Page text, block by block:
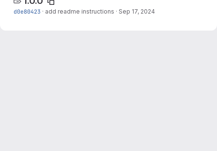
d0e80423 · add readme instructions · Sep 17, 2024